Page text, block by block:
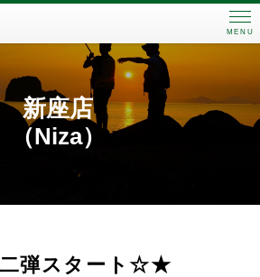
MENU
新座店
（Niza）
弾スタート☆★